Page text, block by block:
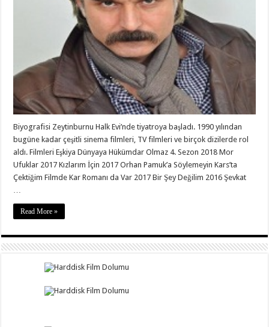
Biyografisi Zeytinburnu Halk Evi’nde tiyatroya başladı. 1990 yılından
bugüne kadar çeşitli sinema filmleri, TV filmleri ve birçok dizilerde rol
aldı. Filmleri Eşkiya Dünyaya Hükümdar Olmaz 4. Sezon 2018 Mor
Ufuklar 2017 Kızlarım İçin 2017 Orhan Pamuk’a Söylemeyin Kars’ta
Çektiğim Filmde Kar Romanı da Var 2017 Bir Şey Değilim 2016 Şevkat
Read More »